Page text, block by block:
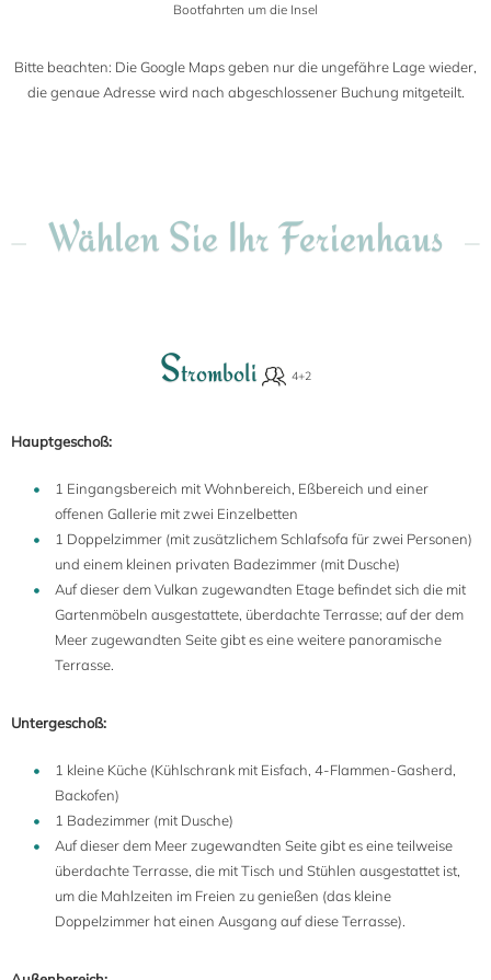
Bootfahrten um die Insel
Bitte beachten: Die Google Maps geben nur die ungefähre Lage wieder,
die genaue Adresse wird nach abgeschlossener Buchung mitgeteilt.
Wählen Sie Ihr Ferienhaus
Stromboli
Hauptgeschoß:
1 Eingangsbereich mit Wohnbereich, Eßbereich und einer
offenen Gallerie mit zwei Einzelbetten
1 Doppelzimmer (mit zusätzlichem Schlafsofa für zwei Personen)
und einem kleinen privaten Badezimmer (mit Dusche)
Auf dieser dem Vulkan zugewandten Etage befindet sich die mit
Gartenmöbeln ausgestattete, überdachte Terrasse; auf der dem
Meer zugewandten Seite gibt es eine weitere panoramische
Terrasse.
Untergeschoß:
1 kleine Küche (Kühlschrank mit Eisfach, 4-Flammen-Gasherd,
Backofen)
1 Badezimmer (mit Dusche)
Auf dieser dem Meer zugewandten Seite gibt es eine teilweise
überdachte Terrasse, die mit Tisch und Stühlen ausgestattet ist,
um die Mahlzeiten im Freien zu genießen (das kleine
Doppelzimmer hat einen Ausgang auf diese Terrasse).